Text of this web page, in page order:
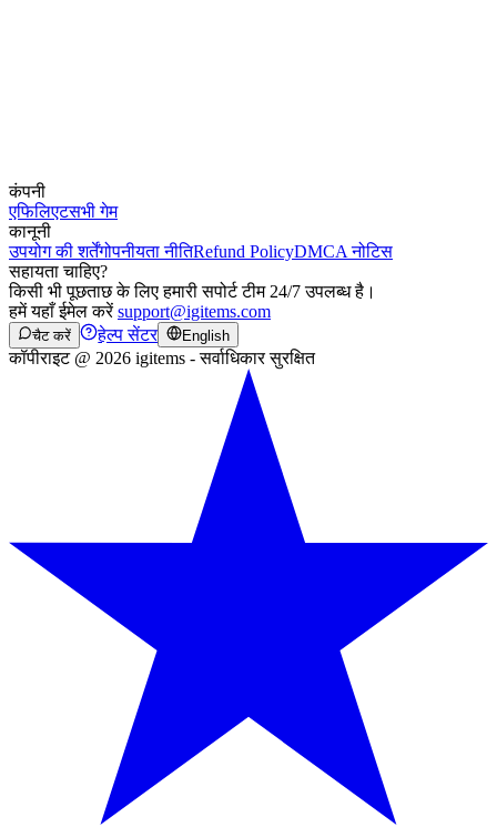
कंपनी
एफिलिएटसभी गेम
कानूनी
उपयोग की शर्तेंगोपनीयता नीतिRefund PolicyDMCA नोटिस
सहायता चाहिए?
किसी भी पूछताछ के लिए हमारी सपोर्ट टीम 24/7 उपलब्ध है।
हमें यहाँ ईमेल करेंsupport@igitems.com
चैट करें हेल्प सेंटर English
कॉपीराइट @ 2026 igitems - सर्वाधिकार सुरक्षित